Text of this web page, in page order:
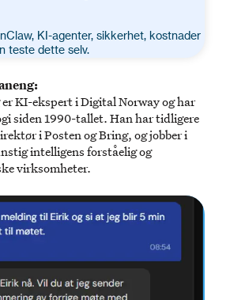
KI-agenter, sikkerhet, kostnader
teste dette selv.
KI-ekspert i Digital Norway og har
siden 1990-tallet. Han har tidligere
i Posten og Bring, og jobber i
intelligens forståelig og
virksomheter.